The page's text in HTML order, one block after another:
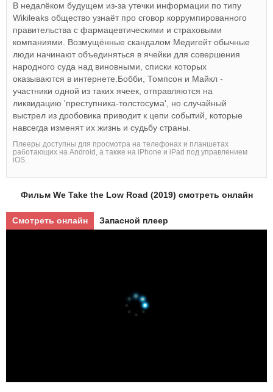
В недалёком будущем из-за утечки информации по типу
Wikileaks общество узнаёт про сговор коррумпированного
правительства с фармацевтическими и страховыми
компаниями. Возмущённые скандалом Медигейт обычные
люди начинают объединяться в ячейки для совершения
народного суда над виновными, списки которых
оказываются в интернете.Бобби, Томпсон и Майкл -
участники одной из таких ячеек, отправляются на
ликвидацию 'преступника-толстосума', но случайный
выстрел из дробовика приводит к цепи событий, которые
навсегда изменят их жизнь и судьбу страны.
Плееры доступны для просмотра на телефонах и планшетах
работающих на Android, а также на iPhone и iPad под управлением
iOS.
Фильм We Take the Low Road (2019) смотреть онлайн
Смотреть онлайн Запасной плеер